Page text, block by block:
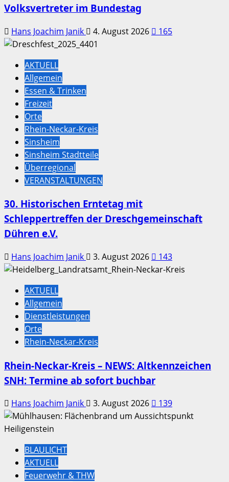
Volksvertreter im Bundestag
Hans Joachim Janik 4. August 2026 165
AKTUELL
Allgemein
Essen & Trinken
Freizeit
Orte
Rhein-Neckar-Kreis
Sinsheim
Sinsheim Stadtteile
Überregional
VERANSTALTUNGEN
30. Historischen Erntetag mit
Schleppertreffen der Dreschgemeinschaft
Dühren e.V.
Hans Joachim Janik 3. August 2026 143
AKTUELL
Allgemein
Dienstleistungen
Orte
Rhein-Neckar-Kreis
Rhein-Neckar-Kreis – NEWS: Altkennzeichen
SNH: Termine ab sofort buchbar
Hans Joachim Janik 3. August 2026 139
BLAULICHT
AKTUELL
Feuerwehr & THW